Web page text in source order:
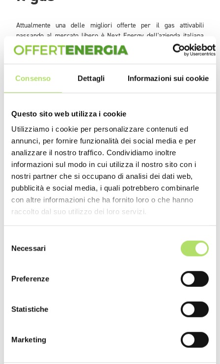
Consenso Dettagli Informazioni sui cookie
Questo sito web utilizza i cookie
Utilizziamo i cookie per personalizzare contenuti ed
annunci, per fornire funzionalità dei social media e per
analizzare il nostro traffico. Condividiamo inoltre
informazioni sul modo in cui utilizza il nostro sito con i
nostri partner che si occupano di analisi dei dati web,
pubblicità e social media, i quali potrebbero combinarle
con altre informazioni che ha fornito loro o che hanno
raccolto dal suo utilizzo dei loro servizi.
delNecessari
Preferenze
Statistiche
Marketing
Attualmente una delle migliori offerte per il gas attivabili
passando al mercato libero è Next Energy dell'azienda italiana
Sorgenia. L'offerta prevede un costo della componente gas
naturale pari a 0,276 euro/Smc, con un prezzo bloccato per
dodici mesi.
NEWS RECENTI
GREEN
Impianto solare
termico: perché
GREEN
pannelli solari: come